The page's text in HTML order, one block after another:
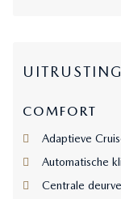
UITRUSTING
COMFORT
Adaptieve
Automatische
Centrale